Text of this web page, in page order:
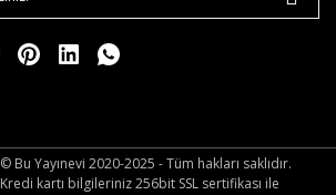
© Bu Yayınevi 2020-2025 - Tüm hakları saklıdır.
Kredi kartı bilgileriniz 256bit SSL sertifikası ile